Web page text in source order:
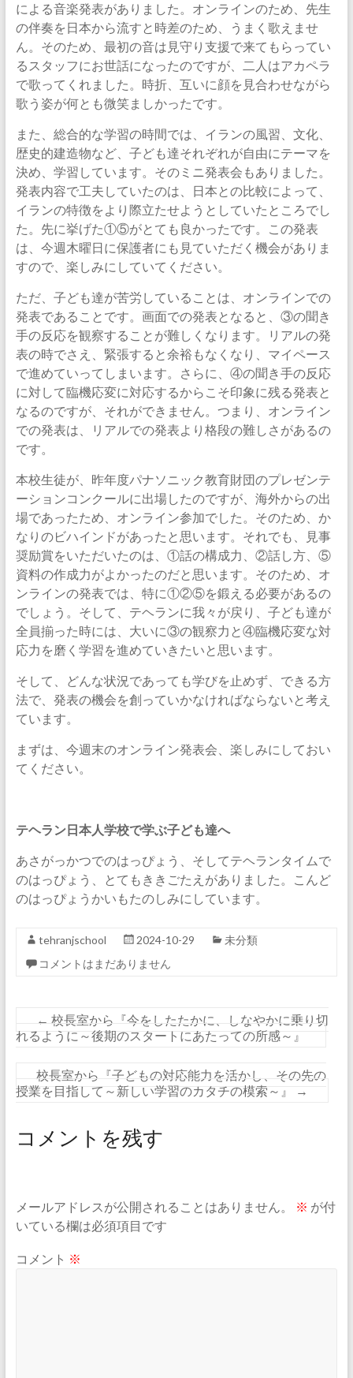
による音楽発表がありました。オンラインのため、先生
の伴奏を日本から流すと時差のため、うまく歌えませ
ん。そのため、最初の音は見守り支援で来てもらってい
るスタッフにお世話になったのですが、二人はアカペラ
で歌ってくれました。時折、互いに顔を見合わせながら
歌う姿が何とも微笑ましかったです。
また、総合的な学習の時間では、イランの風習、文化、
歴史的建造物など、子ども達それぞれが自由にテーマを
決め、学習しています。そのミニ発表会もありました。
発表内容で工夫していたのは、日本との比較によって、
イランの特徴をより際立たせようとしていたところでし
た。先に挙げた①⑤がとても良かったです。この発表
は、今週木曜日に保護者にも見ていただく機会がありま
すので、楽しみにしていてください。
ただ、子ども達が苦労していることは、オンラインでの
発表であることです。画面での発表となると、③の聞き
手の反応を観察することが難しくなります。リアルの発
表の時でさえ、緊張すると余裕もなくなり、マイペース
で進めていってしまいます。さらに、④の聞き手の反応
に対して臨機応変に対応するからこそ印象に残る発表と
なるのですが、それができません。つまり、オンライン
での発表は、リアルでの発表より格段の難しさがあるの
です。
本校生徒が、昨年度パナソニック教育財団のプレゼンテ
ーションコンクールに出場したのですが、海外からの出
場であったため、オンライン参加でした。そのため、か
なりのビハインドがあったと思います。それでも、見事
奨励賞をいただいたのは、①話の構成力、②話し方、⑤
資料の作成力がよかったのだと思います。そのため、オ
ンラインの発表では、特に①②⑤を鍛える必要があるの
でしょう。そして、テヘランに我々が戻り、子ども達が
全員揃った時には、大いに③の観察力と④臨機応変な対
応力を磨く学習を進めていきたいと思います。
そして、どんな状況であっても学びを止めず、できる方
法で、発表の機会を創っていかなければならないと考え
ています。
まずは、今週末のオンライン発表会、楽しみにしておい
てください。
テヘラン日本人学校で学ぶ子ども達へ
あさがっかつでのはっぴょう、そしてテヘランタイムで
のはっぴょう、とてもききごたえがありました。こんど
のはっぴょうかいもたのしみにしています。
tehranjschool 2024-10-29
未分類
コメントはまだありません
← 校長室から『今をしたたかに、しなやかに乗り切
れるように～後期のスタートにあたっての所感～』
校長室から『子どもの対応能力を活かし、その先の
授業を目指して～新しい学習のカタチの模索～』
→
コメントを残す
メールアドレスが公開されることはありません。 ※ が付
いている欄は必須項目です
コメント ※